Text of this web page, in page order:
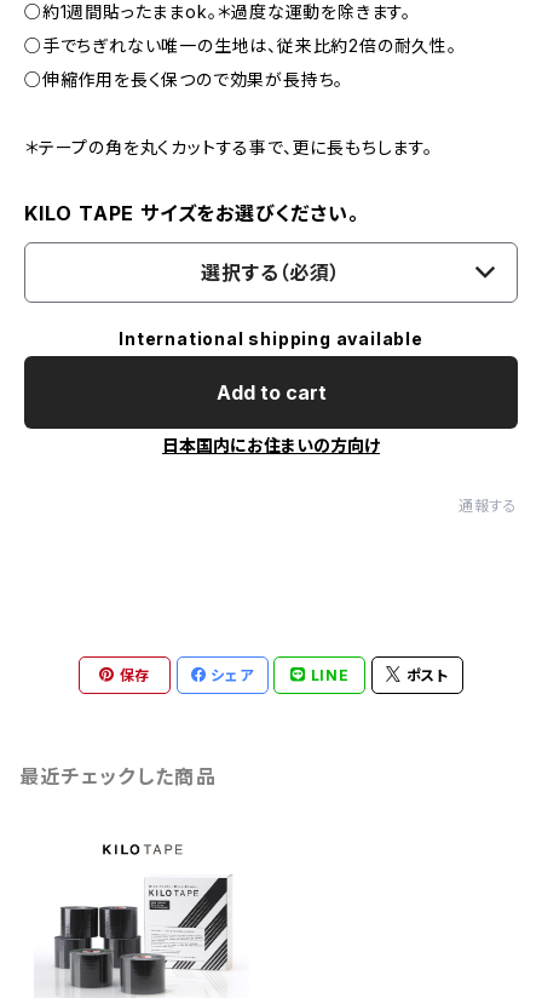
○約1週間貼ったままok。＊過度な運動を除きます。
○手でちぎれない唯一の生地は、従来比約2倍の耐久性。
○伸縮作用を長く保つので効果が長持ち。
＊テープの角を丸くカットする事で、更に長もちします。
KILO TAPE サイズをお選びください。
選択する（必須）
International shipping available
Add to cart
日本国内にお住まいの方向け
通報する
保存 シェア LINE ポスト
最近チェックした商品